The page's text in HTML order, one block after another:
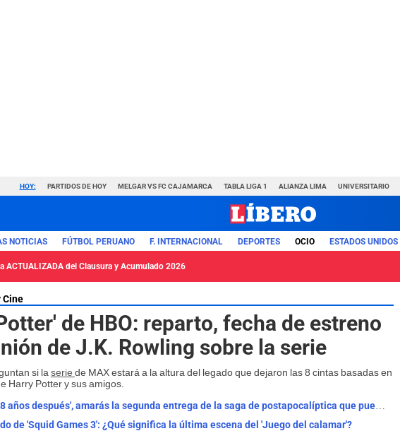
HOY: PARTIDOS DE HOY MELGAR VS FC CAJAMARCA TABLA LIGA 1 ALIANZA LIMA UNIVERSITARIO
NOTICIAS FÚTBOL PERUANO F. INTERNACIONAL DEPORTES OCIO ESTADOS UNIDOS
ACTUALIZADA del Clausura y Acumulado 2026
Cine
de HBO: reparto, fecha de estreno
de J.K. Rowling sobre la serie
si la serie de MAX estará a la altura del legado que dejaron las 8 cintas basadas en
Harry Potter y sus amigos.
Si te gustó '28 años después', amarás la segunda entrega de la saga de postapocalíptica que puedes ver HOY en streaming
de 'Squid Games 3': ¿Qué significa la última escena del 'Juego del calamar'?